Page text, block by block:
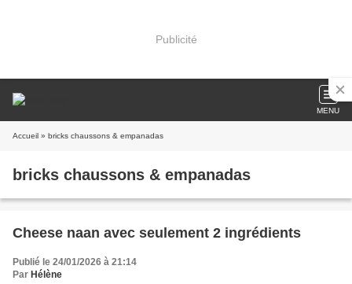
Publicité
MENU
Accueil » bricks chaussons & empanadas
bricks chaussons & empanadas
Cheese naan avec seulement 2 ingrédients
Publié le 24/01/2026 à 21:14
Par Hélène